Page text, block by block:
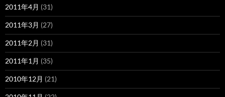
2011年4月 (31)
2011年3月 (27)
2011年2月 (31)
2011年1月 (35)
2010年12月 (21)